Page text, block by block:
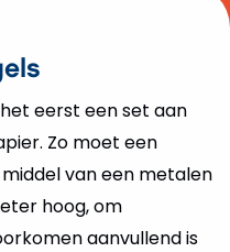
eerst een set aan
Zo moet een
van een metalen
hoog, om
aanvullend is